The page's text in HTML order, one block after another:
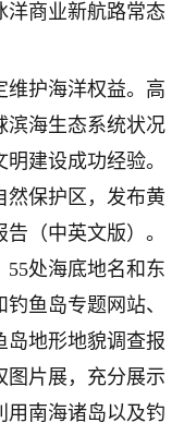
洋商业新航路常态
护海洋权益。高
滨海生态系统状况
建设成功经验。
然保护区，发布黄
（中英文版）。
55处海底地名和东
鱼岛专题网站、
岛地形地貌调查报
图片展，充分展示
用南海诸岛以及钓